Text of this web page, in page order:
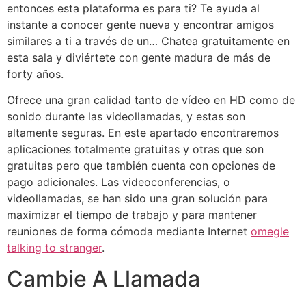
entonces esta plataforma es para ti? Te ayuda al
instante a conocer gente nueva y encontrar amigos
similares a ti a través de un… Chatea gratuitamente en
esta sala y diviértete con gente madura de más de
forty años.
Ofrece una gran calidad tanto de vídeo en HD como de
sonido durante las videollamadas, y estas son
altamente seguras. En este apartado encontraremos
aplicaciones totalmente gratuitas y otras que son
gratuitas pero que también cuenta con opciones de
pago adicionales. Las videoconferencias, o
videollamadas, se han sido una gran solución para
maximizar el tiempo de trabajo y para mantener
reuniones de forma cómoda mediante Internet omegle
talking to stranger.
Cambie A Llamada